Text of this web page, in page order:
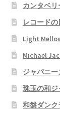
カンタベ
レコード
Light
Michael
ジャパニ
珠玉の和
和盤ダンク